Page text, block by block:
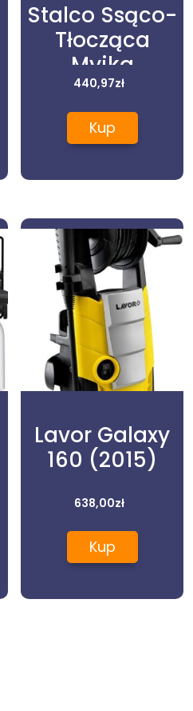
Stalco Ssąco-
Tłocząca
Myjka
Ciśnieniowa
1500W 432L/H
2W1 (S97901)
440,97zł
Kup
Lavor Galaxy
160 (2015)
638,00zł
Kup